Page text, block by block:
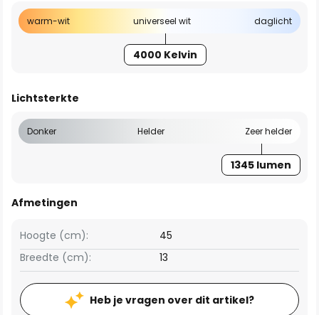
warm-wit universeel wit daglicht
4000 Kelvin
Lichtsterkte
Donker Helder Zeer helder
1345 lumen
Afmetingen
Breedte (cm): 13
Hoogte (cm): 45
Heb je vragen over dit artikel?